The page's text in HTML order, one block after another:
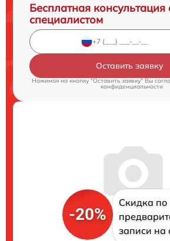
Бесплатная консультация
специалистом
Оставить заявку
Нажимая на кнопку "Оставить заявку" Вы
конфиденциальности
-20%
Скидка по
записи на